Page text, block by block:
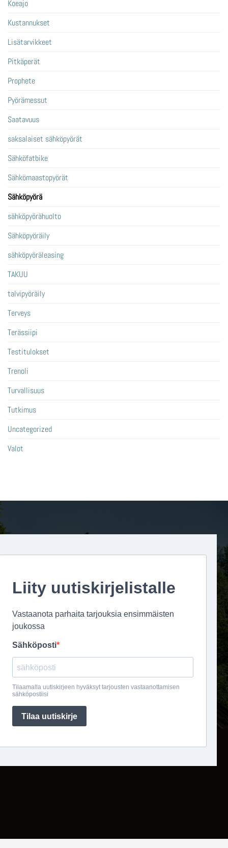
Koeajo
Kustannukset
Lisätarvikkeet
Pitkäperät
Prophete
Pyörämessut
Saatavuus
saksalaiset sähköpyörät
Sähköfatbike
Sähkömaastopyörät
Sähköpyörä
sähköpyörähuolto
Sähköpyöräily
sähköpyöräleasing
TAKUU
talvipyöräily
Terveys
Terässiipi
Testitulokset
Trenoli
Turvallisuus
Tutkimus
Uncategorized
Valot